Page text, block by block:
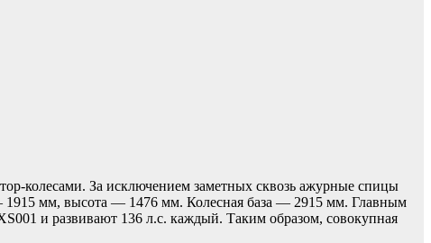
колесами. За исключением заметных сквозь ажурные спицы
1915 мм, высота — 1476 мм. Колесная база — 2915 мм. Главным
и развивают 136 л.с. каждый. Таким образом, совокупная